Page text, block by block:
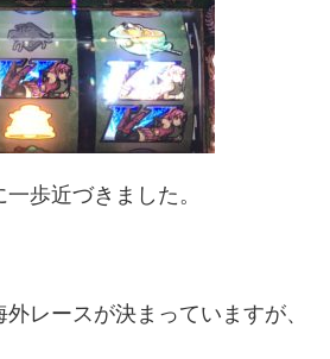
歩近づきました。
レースが決まっていますが、